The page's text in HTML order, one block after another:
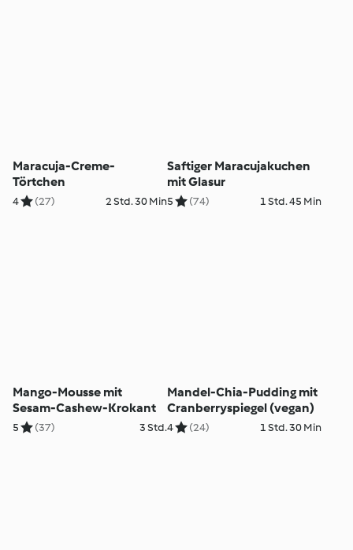
Maracuja-Creme-
Törtchen
4 (27) 2 Std. 30 Min
Saftiger Maracujakuchen
mit Glasur
5 (74) 1 Std. 45 Min
Mango-Mousse mit
Sesam-Cashew-Krokant
5 (37) 3 Std.
Mandel-Chia-Pudding mit
Cranberryspiegel (vegan)
4 (24) 1 Std. 30 Min